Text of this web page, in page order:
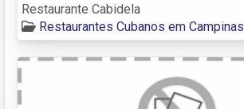
Restaurante Cabidela
Restaurantes Cubanos em Campinas